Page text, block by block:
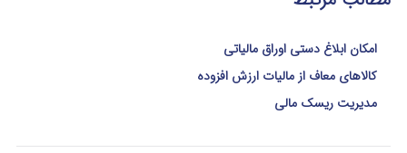
امکان ابلاغ دستی اوراق مالیاتی
کالاهای معاف از مالیات ارزش افزوده
مدیریت ریسک مالی